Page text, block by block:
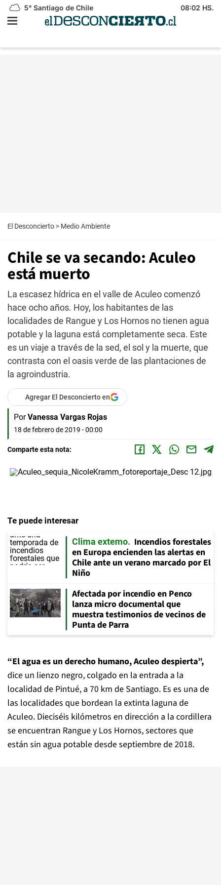
5° Santiago de Chile 08:02 HS.
El Desconcierto > Medio Ambiente
Chile se va secando: Aculeo
está muerto
La escasez hídrica en el valle de Aculeo comenzó
hace ocho años. Hoy, los habitantes de las
localidades de Rangue y Los Hornos no tienen agua
potable y la laguna está completamente seca. Este
es un viaje a través de la sed, el sol y la muerte, que
contrasta con el oasis verde de las plantaciones de
la agroindustria.
Agregar El Desconcierto en
Por Vanessa Vargas Rojas
18 de febrero de 2019 - 00:00
Comparte esta nota:
Te puede interesar
Clima extemo
Incendios forestales
en Europa encienden las alertas en
Chile ante un verano marcado por El
Niño
Afectada por incendio en Penco
lanza micro documental que
muestra testimonios de vecinos de
Punta de Parra
“El agua es un derecho humano, Aculeo despierta”,
dice un lienzo negro, colgado en la entrada a la
localidad de Pintué, a 70 km de Santiago. Es es una de
las localidades que bordean la extinta laguna de
Aculeo. Dieciséis kilómetros en dirección a la cordillera
se encuentran Rangue y Los Hornos, sectores que
están sin agua potable desde septiembre de 2018.